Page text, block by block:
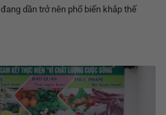
dần trở nên phổ biến khắp thế